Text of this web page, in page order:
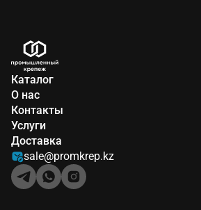
Каталог
О нас
Контакты
Услуги
Доставка
sale@promkrep.kz